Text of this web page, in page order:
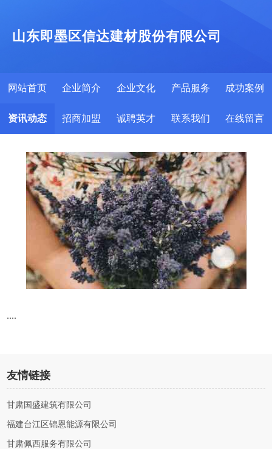
山东即墨区信达建材股份有限公司
网站首页 企业简介 企业文化 产品服务 成功案例
资讯动态 招商加盟 诚聘英才 联系我们 在线留言
....
友情链接
甘肃国盛建筑有限公司
福建台江区锦恩能源有限公司
甘肃佩西服务有限公司